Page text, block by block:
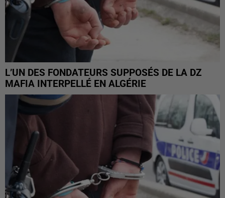
L’UN DES FONDATEURS SUPPOSÉS DE LA DZ
MAFIA INTERPELLÉ EN ALGÉRIE